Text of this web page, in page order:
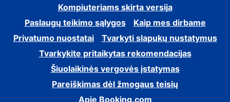
Kompiuteriams skirta versija
Paslaugų teikimo sąlygos
Kaip mes dirbame
Privatumo nuostatai
Tvarkyti slapukų nustatymus
Tvarkykite pritaikytas rekomendacijas
Šiuolaikinės vergovės įstatymas
Pareiškimas dėl žmogaus teisių
Apie Booking.com